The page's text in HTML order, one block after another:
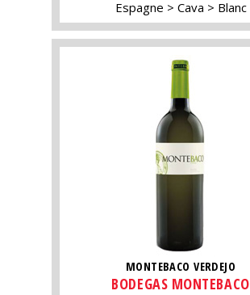
Espagne Cava Blanc
MONTEBACO VERDEJO
BODEGAS MONTEBACO